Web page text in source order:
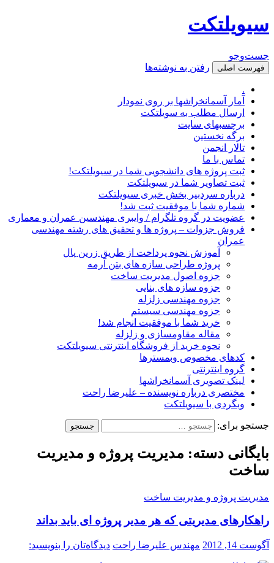
سیویلتکت
جست‌وجو
فهرست اصلی رفتن به نوشته‌ها
.
آمار آسمانخراشها بر روی نمودار
ارسال مطلب به سویلتکت
برچسبهای سایت
برگه نخستین
تالار انجمن
تماس با ما
ثبت پروژه های دانشجویی شما در سیویلتکت!
ثبت تصاویر شما در سیویلتکت
درباره سردبیر بخش خبری سیویلتکت
شماره شما با موفقیت ثبت شد!
عضویت در گروه تلگرام / وایبری مهندسین عمران و معماری
فروش جزوات – پروژه ها و تحقیق های رشته مهندسی
عمران
آموزش نحوه پرداخت از طریق زرین پال
پروژه طراحی سازه های بتن آرمه
جزوه اصول مدیریت ساخت
جزوه سازه های بنایی
جزوه مهندسی زلزله
جزوه مهندسی سیستم
خرید شما با موفقیت انجام شد!
مقاله مقاومسازی و زلزله
نحوه خرید از فروشگاه اینترنتی سیویلتکت
کدهای مخصوص وبمسترها
گروه اینترنتی
لینک تصویری آسمانخراشها
مختصری درباره نویسنده – علیرضا راحت
وبگردی با سیویلتکت
جستجو برای:
بایگانی دسته: مدیریت پروژه و مدیریت
ساخت
مدیریت پروژه و مدیریت ساخت
راهکارهای مدیریتی که هر مدیر پروژه ای باید بداند
آگوست 14, 2012 مهندس علیرضا راحت دیدگاه‌تان را بنویسید: